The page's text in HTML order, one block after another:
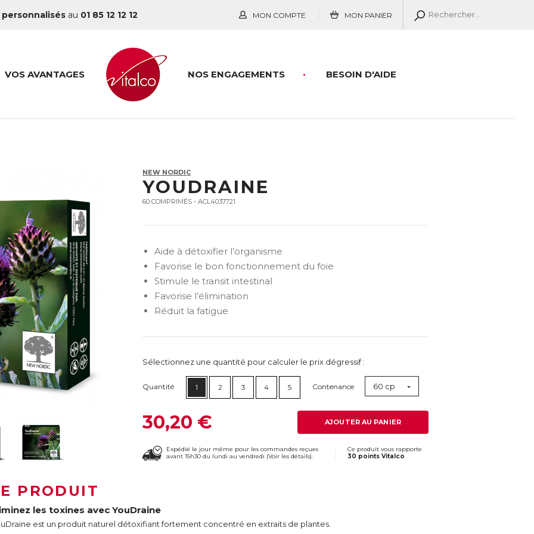
au 01 85 12 12 12 MON COMPTE MON PANIER
VOS AVANTAGES BESOIN D'AIDE
NOS ENGAGEMENTS
NEW NORDIC
YOUDRAINE
60 COMPRIMÉS - ACL4037721
Aide à détoxifier l’organisme
Favorise le bon fonctionnement du foie
Stimule le transit intestinal
Favorise l’élimination
Réduit la fatigue
Sélectionnez une quantité pour calculer le prix dégressif :
Quantité 1 2 3 4 5 Contenance 60 cp
30,20 € AJOUTER AU PANIER
Expédié le jour même pour les commandes reçues
avant 15h30 du lundi au vendredi (Voir les détails).
Ce produit vous rapporte
30 points Vitalco
PRODUIT
les toxines avec YouDraine
est un produit naturel détoxifiant fortement concentré en extraits de plantes.